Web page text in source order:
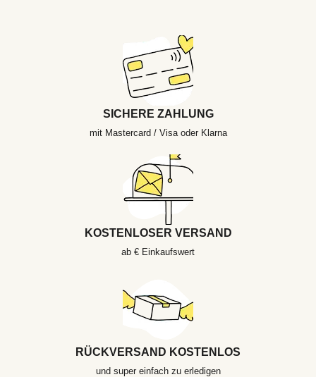
SICHERE ZAHLUNG
mit Mastercard / Visa oder Klarna
KOSTENLOSER VERSAND
ab € Einkaufswert
RÜCKVERSAND KOSTENLOS
und super einfach zu erledigen